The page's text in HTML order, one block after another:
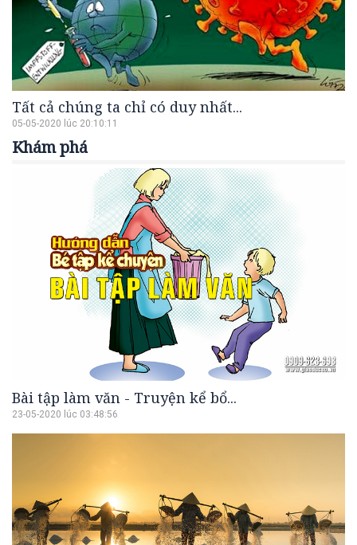
Tất cả chúng ta chỉ có duy nhất...
05-05-2020 lúc 20:10:11
Khám phá
Bài tập làm văn - Truyện kể bổ...
23-05-2020 lúc 03:48:56